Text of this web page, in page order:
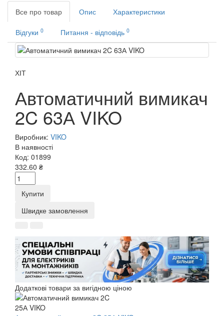
Все про товар Опис Характеристики
Відгуки 0 Питання - відповідь 0
ХІТ
Автоматичний вимикач
2C 63А VIKO
Виробник: VIKO
В наявності
Код: 01899
332.60 ₴
Купити
Швидке замовлення
Додаткові товари за вигідною ціною